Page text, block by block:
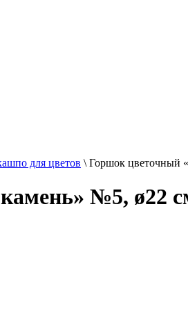
для цветов \ Горшок цветочный
№5, ø22